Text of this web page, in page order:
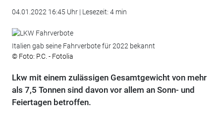
04.01.2022 16:45 Uhr | Lesezeit: 4 min
Italien gab seine Fahrverbote für 2022 bekannt
© Foto: P.C. - Fotolia
Lkw mit einem zulässigen Gesamtgewicht von mehr
als 7,5 Tonnen sind davon vor allem an Sonn- und
Feiertagen betroffen.